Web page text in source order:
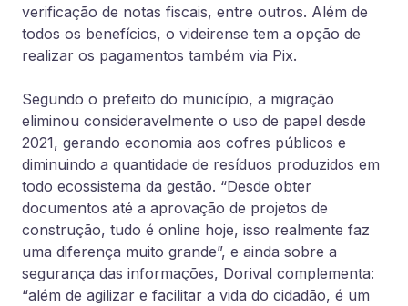
verificação de notas fiscais, entre outros. Além de
todos os benefícios, o videirense tem a opção de
realizar os pagamentos também via Pix.
Segundo o prefeito do município, a migração
eliminou consideravelmente o uso de papel desde
2021, gerando economia aos cofres públicos e
diminuindo a quantidade de resíduos produzidos em
todo ecossistema da gestão. “Desde obter
documentos até a aprovação de projetos de
construção, tudo é online hoje, isso realmente faz
uma diferença muito grande”, e ainda sobre a
segurança das informações, Dorival complementa:
“além de agilizar e facilitar a vida do cidadão, é um